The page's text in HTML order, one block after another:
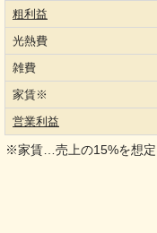
粗利益
光熱費
雑費
家賃※
営業利益
※家賃…売上の15%を想定